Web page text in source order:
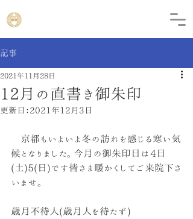
記事
12月の直書き御朱印
2021年11月28日
更新日： 2021年12月3日
京都もいよいよ冬の訪れを感じる寒い気
候となりました。今月の御朱印日は4日
(土)5(日)です皆さま暖かくしてご来院下さ
いませ。
歳月不待人(歳月人を待たず)